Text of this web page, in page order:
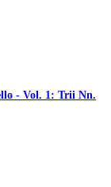
- Vol. 1: Trii Nn.